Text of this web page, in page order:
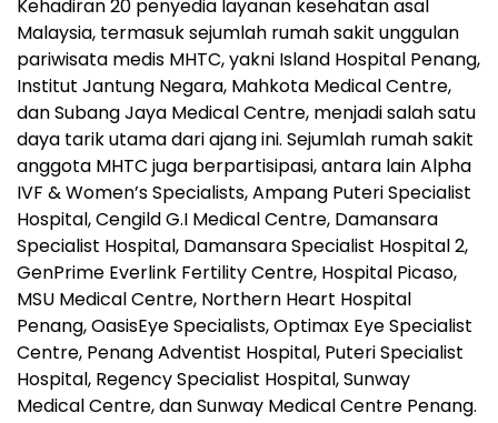
Kehadiran 20 penyedia layanan kesehatan asal
Malaysia, termasuk sejumlah rumah sakit unggulan
pariwisata medis MHTC, yakni Island Hospital Penang,
Institut Jantung Negara, Mahkota Medical Centre,
dan Subang Jaya Medical Centre, menjadi salah satu
daya tarik utama dari ajang ini. Sejumlah rumah sakit
anggota MHTC juga berpartisipasi, antara lain Alpha
IVF & Women’s Specialists, Ampang Puteri Specialist
Hospital, Cengild G.I Medical Centre, Damansara
Specialist Hospital, Damansara Specialist Hospital 2,
GenPrime Everlink Fertility Centre, Hospital Picaso,
MSU Medical Centre, Northern Heart Hospital
Penang, OasisEye Specialists, Optimax Eye Specialist
Centre, Penang Adventist Hospital, Puteri Specialist
Hospital, Regency Specialist Hospital, Sunway
Medical Centre, dan Sunway Medical Centre Penang.